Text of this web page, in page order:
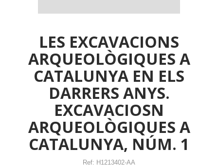
LES EXCAVACIONS
ARQUEOLÒGIQUES A
CATALUNYA EN ELS
DARRERS ANYS.
EXCAVACIOSN
ARQUEOLÒGIQUES A
CATALUNYA, NÚM. 1
Ref: H1213402-AA